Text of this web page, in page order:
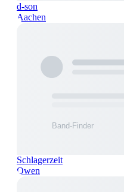
d-son
Aachen
Schlagerzeit
Owen